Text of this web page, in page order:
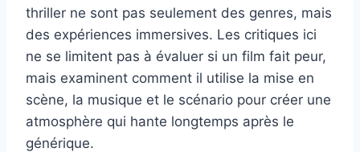
thriller ne sont pas seulement des genres, mais
des expériences immersives. Les critiques ici
ne se limitent pas à évaluer si un film fait peur,
mais examinent comment il utilise la mise en
scène, la musique et le scénario pour créer une
atmosphère qui hante longtemps après le
générique.